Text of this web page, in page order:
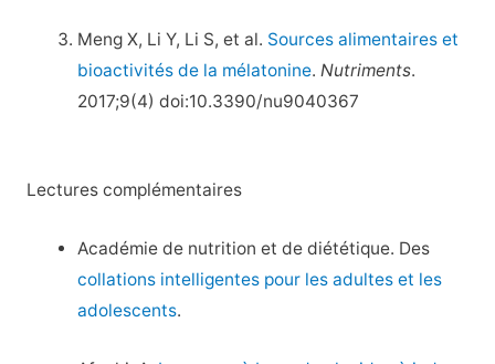
Meng X, Li Y, Li S, et al. Sources alimentaires et
bioactivités de la mélatonine. Nutriments.
2017;9(4) doi:10.3390/nu9040367
Lectures complémentaires
Académie de nutrition et de diététique. Des
collations intelligentes pour les adultes et les
adolescents.